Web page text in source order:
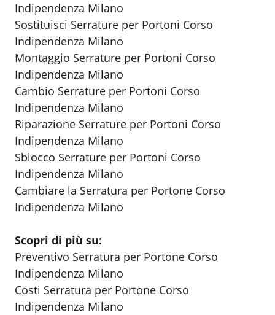
Indipendenza Milano
Sostituisci Serrature per Portoni Corso
Indipendenza Milano
Montaggio Serrature per Portoni Corso
Indipendenza Milano
Cambio Serrature per Portoni Corso
Indipendenza Milano
Riparazione Serrature per Portoni Corso
Indipendenza Milano
Sblocco Serrature per Portoni Corso
Indipendenza Milano
Cambiare la Serratura per Portone Corso
Indipendenza Milano
Scopri di più su:
Preventivo Serratura per Portone Corso
Indipendenza Milano
Costi Serratura per Portone Corso
Indipendenza Milano